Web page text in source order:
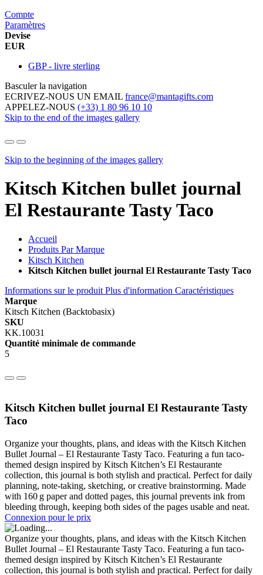
Compte
Paramètres
Devise
EUR
GBP - livre sterling
Basculer la navigation
ECRIVEZ-NOUS UN EMAIL france@mantagifts.com
APPELEZ-NOUS (+33) 1 80 96 10 10
Skip to the end of the images gallery
Skip to the beginning of the images gallery
Kitsch Kitchen bullet journal
El Restaurante Tasty Taco
Accueil
Produits Par Marque
Kitsch Kitchen
Kitsch Kitchen bullet journal El Restaurante Tasty Taco
Informations sur le produit Plus d'information Caractéristiques
Marque
Kitsch Kitchen (Backtobasix)
SKU
KK.10031
Quantité minimale de commande
5
Kitsch Kitchen bullet journal El Restaurante Tasty
Taco
Organize your thoughts, plans, and ideas with the Kitsch Kitchen
Bullet Journal – El Restaurante Tasty Taco. Featuring a fun taco-
themed design inspired by Kitsch Kitchen’s El Restaurante
collection, this journal is both stylish and practical. Perfect for daily
planning, note-taking, sketching, or creative brainstorming. Made
with 160 g paper and dotted pages, this journal prevents ink from
bleeding through, keeping both sides of the pages usable and neat.
Connexion pour le prix
Organize your thoughts, plans, and ideas with the Kitsch Kitchen
Bullet Journal – El Restaurante Tasty Taco. Featuring a fun taco-
themed design inspired by Kitsch Kitchen’s El Restaurante
collection, this journal is both stylish and practical. Perfect for daily